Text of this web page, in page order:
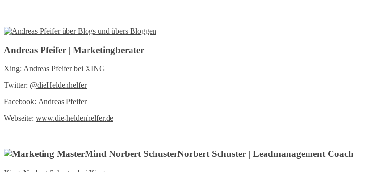
Andreas Pfeifer | Marketingberater
Xing: Andreas Pfeifer bei XING
Twitter: @dieHeldenhelfer
Facebook: Andreas Pfeifer
Webseite: www.die-heldenhelfer.de
Norbert Schuster | Leadmanagement Coach